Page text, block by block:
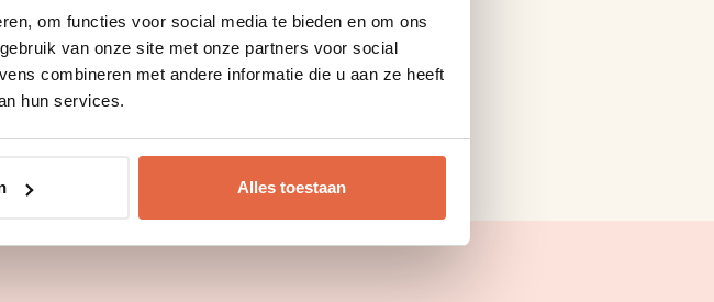
om functies voor social media te bieden en om ons
van onze site met onze partners voor social
combineren met andere informatie die u aan ze heeft
hun services.
Alles toestaan
Haartrockner
Philips-Kleiderdampfer
Selfie-Booth
Safe